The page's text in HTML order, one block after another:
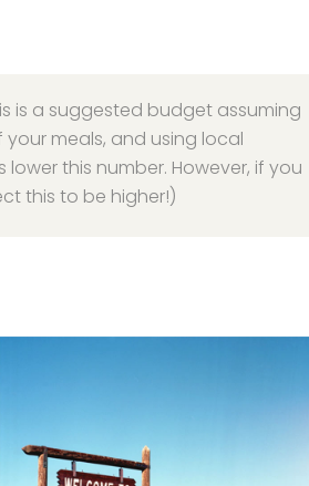
is a suggested budget assuming
meals, and using local
this number. However, if you
this to be higher!)